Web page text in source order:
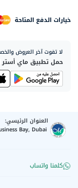
خيارات الدفع المتاحة
لا تفوت آخر العروض
حمل تطبيق ماي أستر
العنوان الرئيسي:
Bay, Dubai
كلمنا واتساب